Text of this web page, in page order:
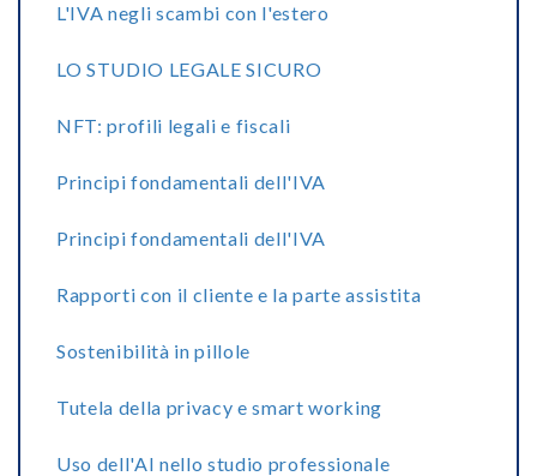
L'IVA negli scambi con l'estero
LO STUDIO LEGALE SICURO
NFT: profili legali e fiscali
Principi fondamentali dell'IVA
Principi fondamentali dell'IVA
Rapporti con il cliente e la parte assistita
Sostenibilità in pillole
Tutela della privacy e smart working
Uso dell'AI nello studio professionale